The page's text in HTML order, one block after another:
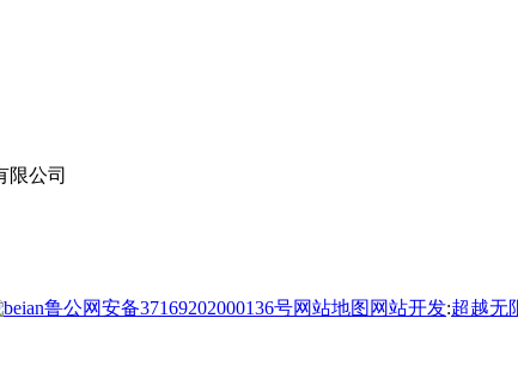
限公司
鲁公网安备37169202000136号网站地图 网站开发:超越无